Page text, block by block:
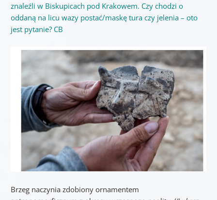
znaleźli w Biskupicach pod Krakowem. Czy chodzi o
oddaną na licu wazy postać/maskę tura czy jelenia – oto
jest pytanie? CB
Brzeg naczynia zdobiony ornamentem